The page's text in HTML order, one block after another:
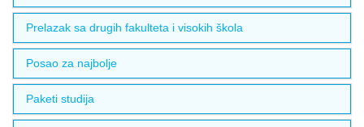
Prelazak sa drugih fakulteta i visokih škola
Posao za najbolje
Paketi studija